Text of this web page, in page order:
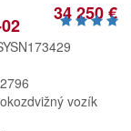
34 250 €
2796
vozík